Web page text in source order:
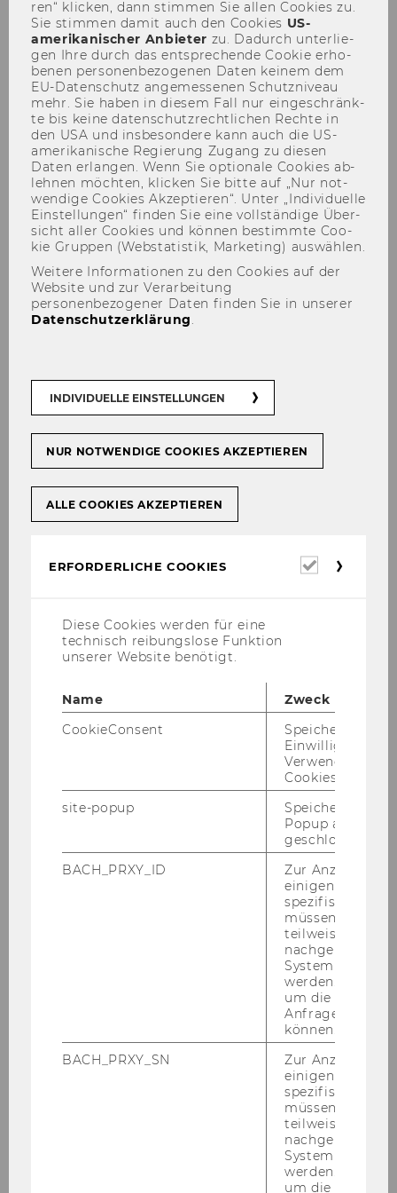
semester)
Der Inhalt dieser Seite ist aktuell nur auf
Englisch verfügbar.
After you have been selected for an exchange
place in Switzerland, you can apply for a
mobility grant through theSwiss-European
Application
Financial information
Financial support (bachelor & master)
Erasmus+ (exchange semester/year)
WU mobility grant (exchange semester/year)
Swiss-European Mobility Programme
ren“ kli­cken, dann stim­men Sie allen Coo­kies zu.
Sie stim­men damit auch den Coo­kies US-​
amerikanischer An­bie­ter zu. Da­durch un­ter­lie­
gen Ihre durch das ent­spre­chen­de Coo­kie er­ho­
be­nen per­so­nen­be­zo­ge­nen Daten kei­nem dem
EU-​Datenschutz an­ge­mes­se­nen Schutz­ni­veau
mehr. Sie haben in die­sem Fall nur ein­ge­schränk­
te bis keine da­ten­schutz­recht­li­chen Rech­te in
den USA und ins­be­son­de­re kann auch die US-​
amerikanische Re­gie­rung Zu­gang zu die­sen
Daten er­lan­gen. Wenn Sie op­tio­na­le Coo­kies ab­
leh­nen möch­ten, kli­cken Sie bitte auf „Nur not­
wen­di­ge Coo­kies Ak­zep­tie­ren“. Unter „In­di­vi­du­el­le
Ein­stel­lun­gen“ fin­den Sie eine voll­stän­di­ge Über­
sicht aller Coo­kies und kön­nen be­stimm­te Coo­
kie Grup­pen (Web­sta­tis­tik, Mar­ke­ting) aus­wäh­len.
Weitere Informationen zu den Cookies auf der
Website und zur Verarbeitung
personenbezogener Daten finden Sie in unserer
Datenschutzerklärung
INDIVIDUELLE EINSTELLUNGEN
NUR NOTWENDIGE COOKIES AKZEPTIEREN
ALLE COOKIES AKZEPTIEREN
ERFORDERLICHE COOKIES
Diese Cookies werden für eine
technisch reibungslose Funktion
unserer Website benötigt.
Name
Zweck
CookieConsent
Speichert Ihre
Einwilligung zur
Verwendung von
Cookies.
site-popup
Speichert ob ein
Popup
geschlossen
BACH_PRXY_ID
Zur Anzeige von
einigen WU-
spezifischen
müssen
teilweise von
nachgelagerten
System
werden.
um die Antwort
Anfrage
können.
BACH_PRXY_SN
Zur Anzeige von
einigen WU-
spezifischen
müssen
teilweise von
nachgelagerten
System
werden.
um die Antwort